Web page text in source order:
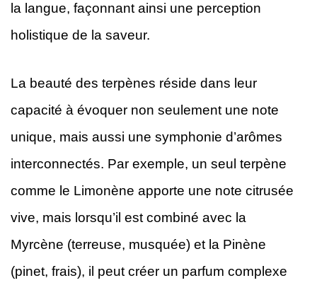
la langue, façonnant ainsi une perception
holistique de la saveur.
La beauté des terpènes réside dans leur
capacité à évoquer non seulement une note
unique, mais aussi une symphonie d’arômes
interconnectés. Par exemple, un seul terpène
comme le Limonène apporte une note citrusée
vive, mais lorsqu’il est combiné avec la
Myrcène (terreuse, musquée) et la Pinène
(pinet, frais), il peut créer un parfum complexe